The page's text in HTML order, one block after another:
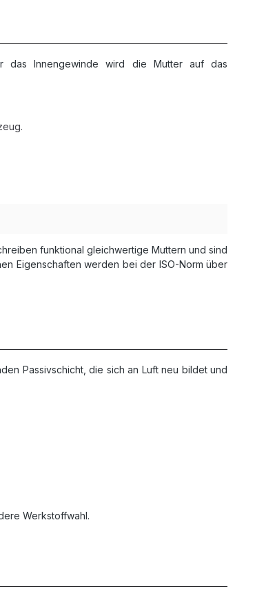
das Innengewinde wird die Mutter auf das
funktional gleichwertige Muttern und sind
Eigenschaften werden bei der ISO-Norm über
Passivschicht, die sich an Luft neu bildet und
Werkstoffwahl.